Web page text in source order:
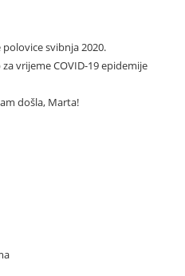
svibnja 2020.
vrijeme COVID-19 epidemije
došla, Marta!